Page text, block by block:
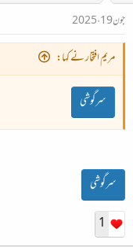
جون 19، 2025
مریم افتخار نے کہا:
سرگوشی
سرگوشی
1